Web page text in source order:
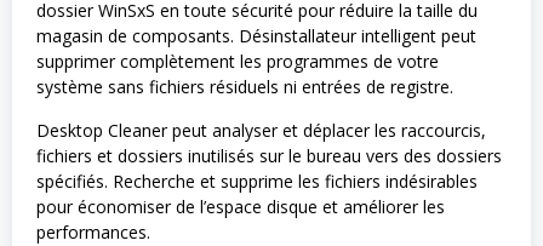
dossier WinSxS en toute sécurité pour réduire la taille du
magasin de composants. Désinstallateur intelligent peut
supprimer complètement les programmes de votre
système sans fichiers résiduels ni entrées de registre.
Desktop Cleaner peut analyser et déplacer les raccourcis,
fichiers et dossiers inutilisés sur le bureau vers des dossiers
spécifiés. Recherche et supprime les fichiers indésirables
pour économiser de l’espace disque et améliorer les
performances.